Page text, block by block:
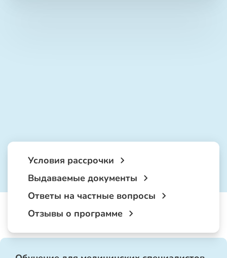
Условия рассрочки
Выдаваемые документы
Ответы на частные вопросы
Отзывы о программе